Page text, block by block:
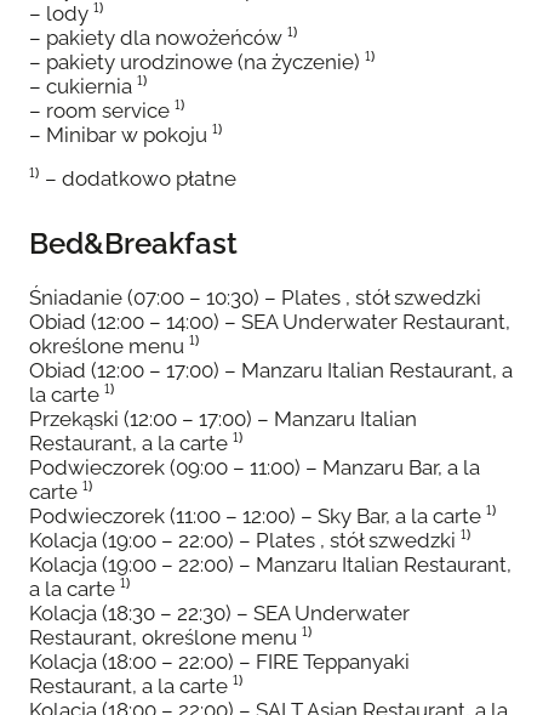
– lody ¹⁾
– pakiety dla nowożeńców ¹⁾
– pakiety urodzinowe (na życzenie) ¹⁾
– cukiernia ¹⁾
– room service ¹⁾
– Minibar w pokoju ¹⁾
¹⁾ – dodatkowo płatne
Bed&Breakfast
Śniadanie (07:00 – 10:30) – Plates , stół szwedzki
Obiad (12:00 – 14:00) – SEA Underwater Restaurant,
określone menu ¹⁾
Obiad (12:00 – 17:00) – Manzaru Italian Restaurant, a
la carte ¹⁾
Przekąski (12:00 – 17:00) – Manzaru Italian
Restaurant, a la carte ¹⁾
Podwieczorek (09:00 – 11:00) – Manzaru Bar, a la
carte ¹⁾
Podwieczorek (11:00 – 12:00) – Sky Bar, a la carte ¹⁾
Kolacja (19:00 – 22:00) – Plates , stół szwedzki ¹⁾
Kolacja (19:00 – 22:00) – Manzaru Italian Restaurant,
a la carte ¹⁾
Kolacja (18:30 – 22:30) – SEA Underwater
Restaurant, określone menu ¹⁾
Kolacja (18:00 – 22:00) – FIRE Teppanyaki
Restaurant, a la carte ¹⁾